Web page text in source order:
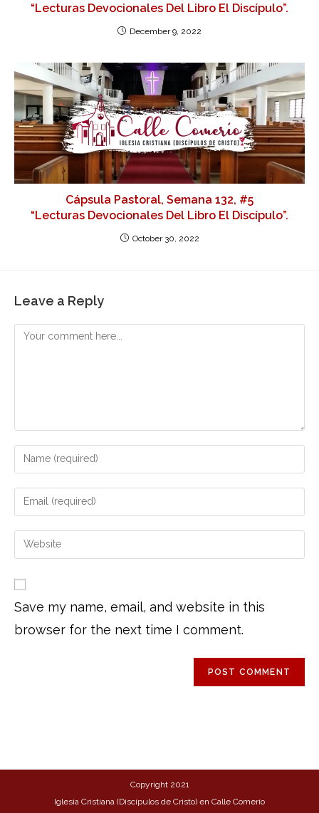
“Lecturas Devocionales Del Libro El Discípulo”.
December 9, 2022
Cápsula Pastoral, Semana 132, #5
“Lecturas Devocionales Del Libro El Discípulo”.
October 30, 2022
Leave a Reply
Save my name, email, and website in this
browser for the next time I comment.
Copyright 2021
Iglesia Cristiana (Discípulos de Cristo) en Calle Comerío